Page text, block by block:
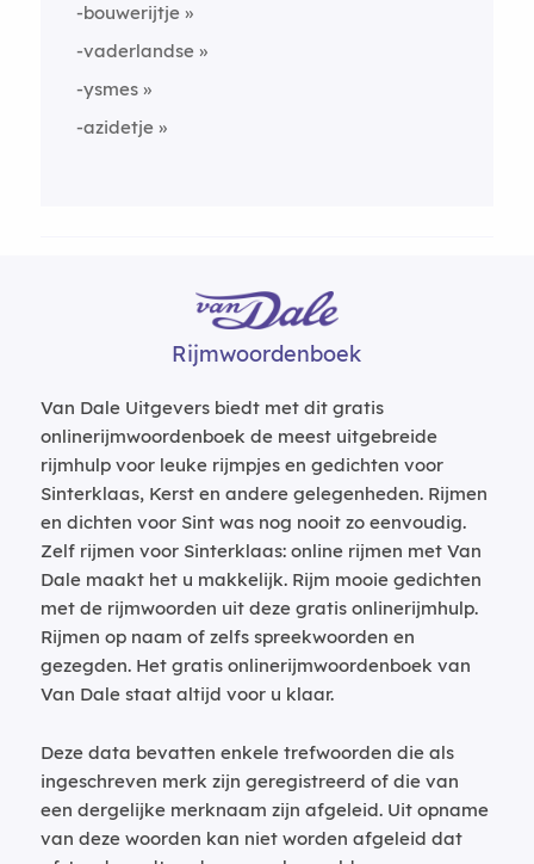
-bouwerijtje
-vaderlandse
-ysmes
-azidetje
Rijmwoordenboek
Van Dale Uitgevers biedt met dit gratis
onlinerijmwoordenboek de meest uitgebreide
rijmhulp voor leuke rijmpjes en gedichten voor
Sinterklaas, Kerst en andere gelegenheden. Rijmen
en dichten voor Sint was nog nooit zo eenvoudig.
Zelf rijmen voor Sinterklaas: online rijmen met Van
Dale maakt het u makkelijk. Rijm mooie gedichten
met de rijmwoorden uit deze gratis onlinerijmhulp.
Rijmen op naam of zelfs spreekwoorden en
gezegden. Het gratis onlinerijmwoordenboek van
Van Dale staat altijd voor u klaar.
Deze data bevatten enkele trefwoorden die als
ingeschreven merk zijn geregistreerd of die van
een dergelijke merknaam zijn afgeleid. Uit opname
van deze woorden kan niet worden afgeleid dat